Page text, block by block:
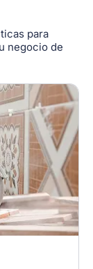
para
negocio de